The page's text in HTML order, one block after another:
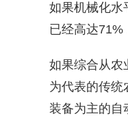
如果机械化水
已经高达71%
如果综合从农
为代表的传统
装备为主的自